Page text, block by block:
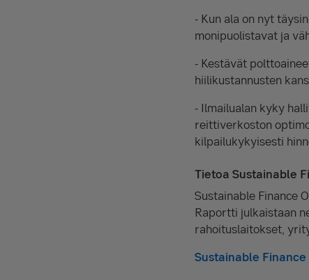
- Kun ala on nyt
monipuolistavat ja
- Kestävät
hiilikustannusten
- Ilmailualan kyky
reittiverkoston
kilpailukykyisesti
Tietoa Sustainable
Sustainable Finance
Raportti julkaistaan
rahoituslaitokset,
Sustainable